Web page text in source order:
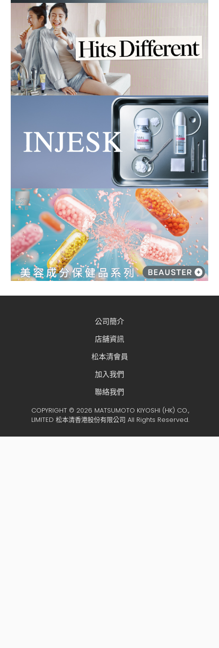
公司簡介
店舖資訊
松本清會員
加入我們
聯絡我們
COPYRIGHT © 2026 MATSUMOTO KIYOSHI (HK) CO.,
LIMITED 松本清香港股份有限公司 All Rights Reserved.